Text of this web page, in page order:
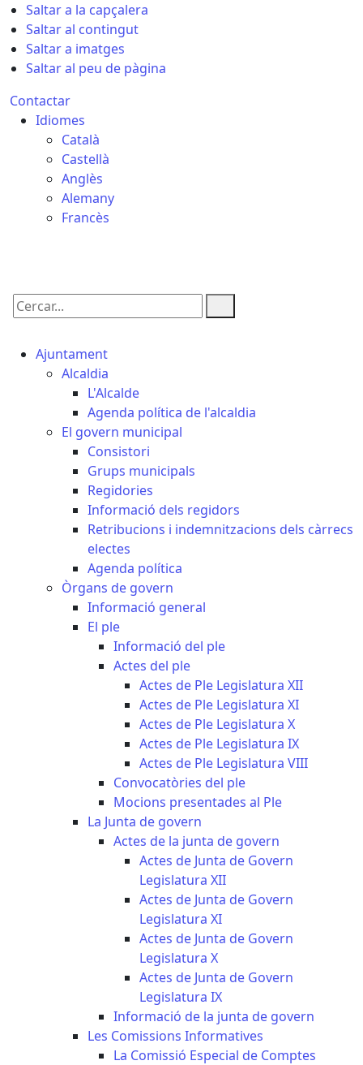
Saltar a la capçalera
Saltar al contingut
Saltar a imatges
Saltar al peu de pàgina
Contactar
Idiomes
Català
Castellà
Anglès
Alemany
Francès
Cercar:
Ajuntament
Alcaldia
L'Alcalde
Agenda política de l'alcaldia
El govern municipal
Consistori
Grups municipals
Regidories
Informació dels regidors
Retribucions i indemnitzacions dels càrrecs
electes
Agenda política
Òrgans de govern
Informació general
El ple
Informació del ple
Actes del ple
Actes de Ple Legislatura XII
Actes de Ple Legislatura XI
Actes de Ple Legislatura X
Actes de Ple Legislatura IX
Actes de Ple Legislatura VIII
Convocatòries del ple
Mocions presentades al Ple
La Junta de govern
Actes de la junta de govern
Actes de Junta de Govern
Legislatura XII
Actes de Junta de Govern
Legislatura XI
Actes de Junta de Govern
Legislatura X
Actes de Junta de Govern
Legislatura IX
Informació de la junta de govern
Les Comissions Informatives
La Comissió Especial de Comptes